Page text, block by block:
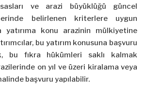
ve arazi büyüklüğü güncel
belirlenen kriterlere uygun
yatırıma konu arazinin mülkiyetine
bu yatırım konusuna başvuru
bu fıkra hükümleri saklı kalmak
on yıl ve üzeri kiralama veya
başvuru yapılabilir.